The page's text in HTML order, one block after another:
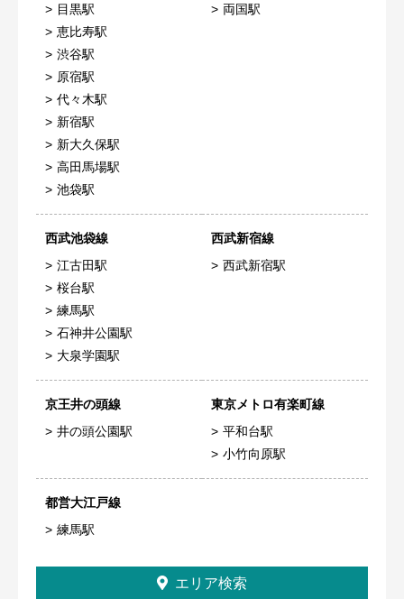
目黒駅
恵比寿駅
渋谷駅
原宿駅
代々木駅
新宿駅
新大久保駅
高田馬場駅
池袋駅
両国駅
西武池袋線
江古田駅
桜台駅
練馬駅
石神井公園駅
大泉学園駅
西武新宿線
西武新宿駅
京王井の頭線
井の頭公園駅
東京メトロ有楽町線
平和台駅
小竹向原駅
都営大江戸線
練馬駅
エリア検索